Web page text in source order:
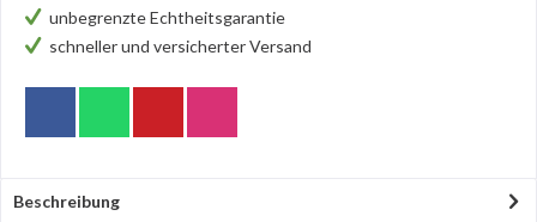
unbegrenzte Echtheitsgarantie
schneller und versicherter Versand
Beschreibung